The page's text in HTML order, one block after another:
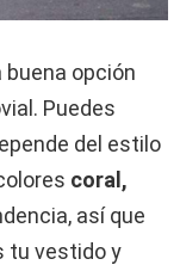
opción
Puedes
del estilo
coral,
así que
tu vestido y